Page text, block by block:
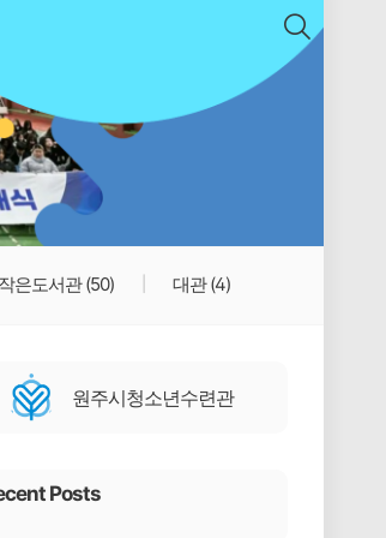
작은도서관(50) 대관(4)
원주시청소년수련관
Posts